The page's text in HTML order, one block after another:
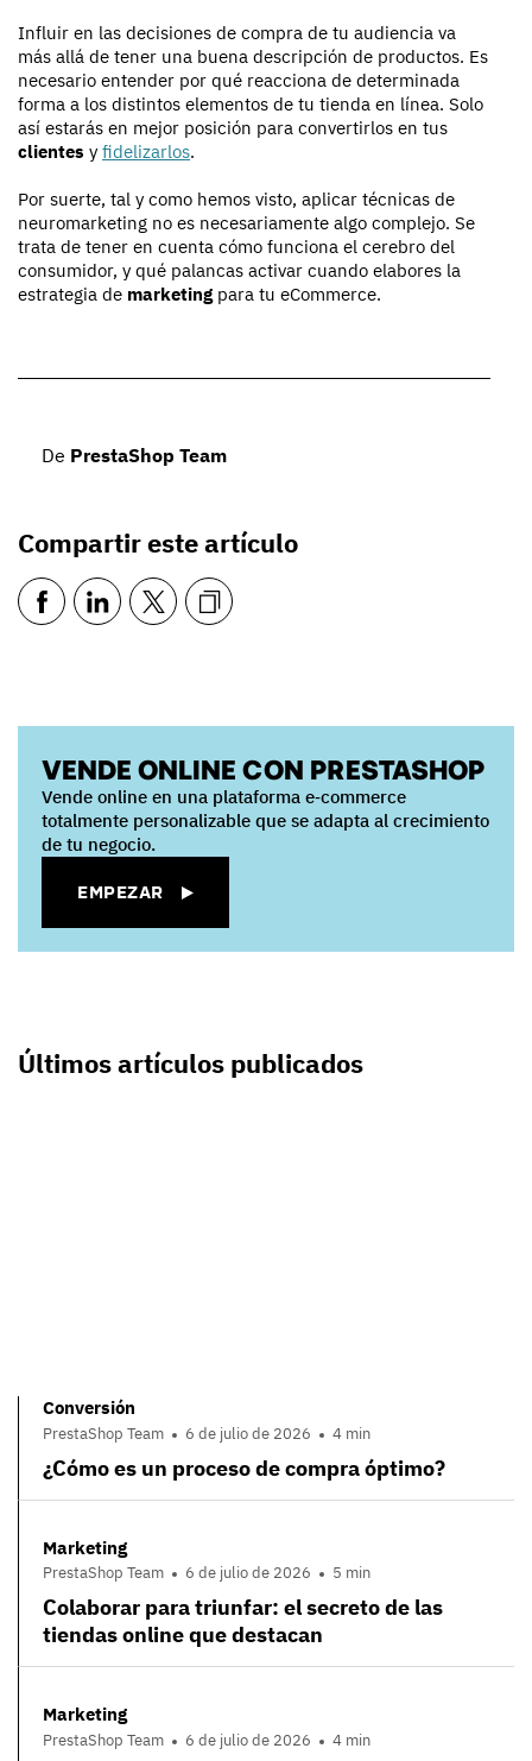
Influir en las decisiones de compra de tu audiencia va
más allá de tener una buena descripción de productos. Es
necesario entender por qué reacciona de determinada
forma a los distintos elementos de tu tienda en línea. Solo
así estarás en mejor posición para convertirlos en tus
clientes y fidelizarlos.
Por suerte, tal y como hemos visto, aplicar técnicas de
neuromarketing no es necesariamente algo complejo. Se
trata de tener en cuenta cómo funciona el cerebro del
consumidor, y qué palancas activar cuando elabores la
estrategia de marketing para tu eCommerce.
De PrestaShop Team
Compartir este artículo
VENDE ONLINE CON PRESTASHOP
Vende online en una plataforma e‑commerce
totalmente personalizable que se adapta al crecimiento
de tu negocio.
EMPEZAR
Últimos artículos publicados
Conversión
PrestaShop Team 6 de julio de 2026 4 min
¿Cómo es un proceso de compra óptimo?
Marketing
PrestaShop Team 6 de julio de 2026 5 min
Colaborar para triunfar: el secreto de las
tiendas online que destacan
Marketing
PrestaShop Team 6 de julio de 2026 4 min